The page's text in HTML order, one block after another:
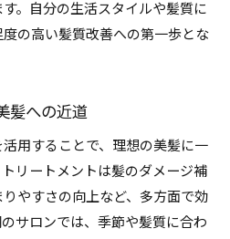
。自分の生活スタイルや髪質に
の高い髪質改善への第一歩とな
髪への近道
用することで、理想の美髪に一
リートメントは髪のダメージ補
やすさの向上など、多方面で効
サロンでは、季節や髪質に合わ